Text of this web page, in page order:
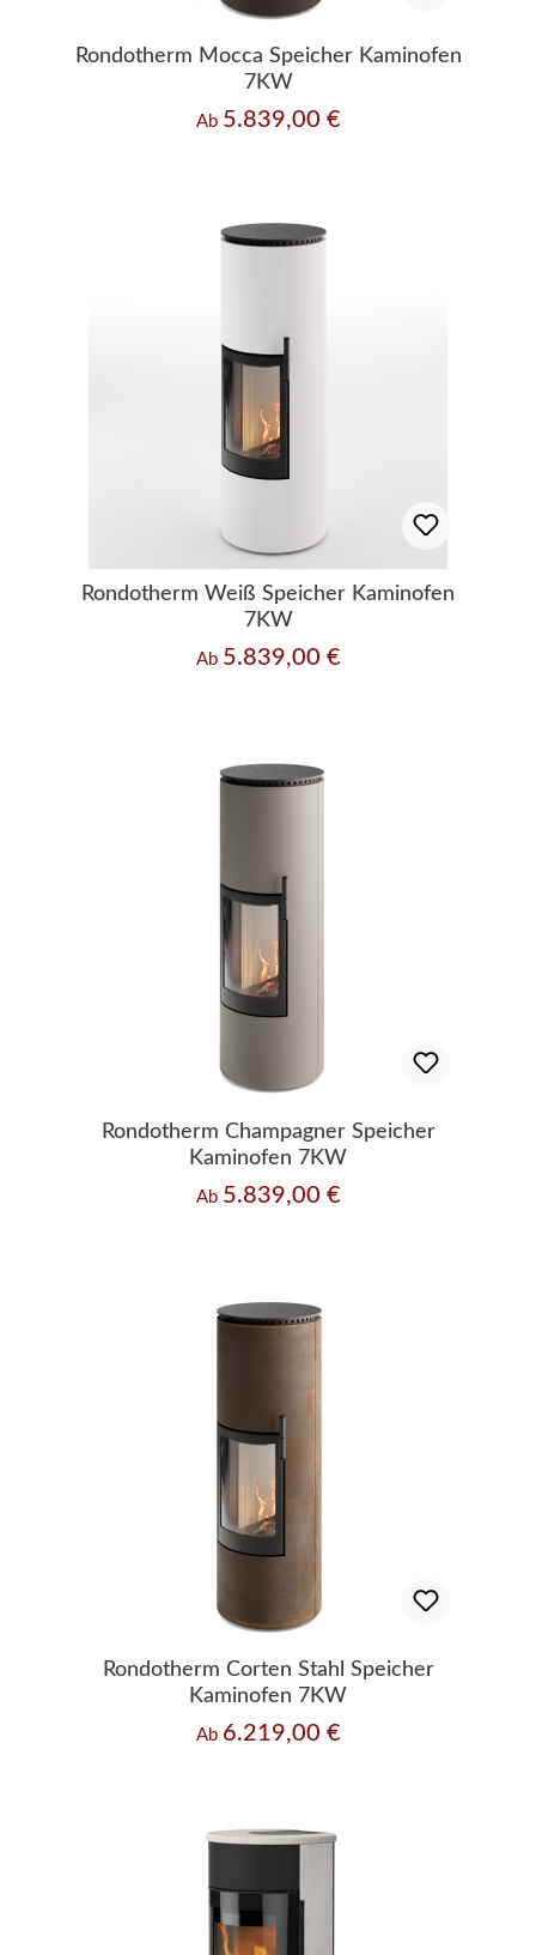
Rondotherm Mocca Speicher Kaminofen
7KW
Regulärer Preis:
Ab 5.839,00 €
Rondotherm Weiß Speicher Kaminofen
7KW
Regulärer Preis:
Ab 5.839,00 €
Rondotherm Champagner Speicher
Kaminofen 7KW
Regulärer Preis:
Ab 5.839,00 €
Rondotherm Corten Stahl Speicher
Kaminofen 7KW
Regulärer Preis:
Ab 6.219,00 €